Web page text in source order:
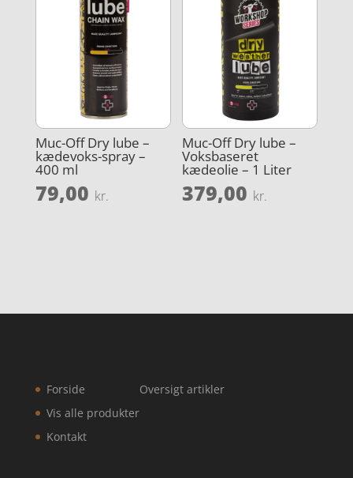
Muc-Off Dry lube –
kædevoks-spray –
400 ml
79,00 kr.
Muc-Off Dry lube –
Voksbaseret
kædeolie – 1 Liter
379,00 kr.
Forside
Vis alle produkter
Kontakt
Oversigt artikler